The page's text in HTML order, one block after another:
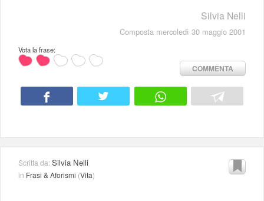
Silvia Nelli
Composta mercoledì 30 maggio 2001
Vota la frase:
COMMENTA
Scritta da:Silvia Nelli
in Frasi & Aforismi (Vita)